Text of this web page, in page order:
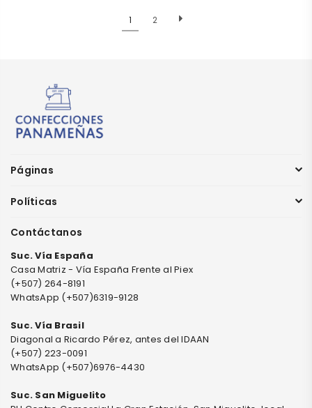
1 2
Páginas
Políticas
Contáctanos
Suc. Vía España
Casa Matriz - Vía España Frente al Piex
(+507) 264-8191
WhatsApp (+507)6319-9128
Suc. Vía Brasil
Diagonal a Ricardo Pérez, antes del IDAAN
(+507) 223-0091
WhatsApp (+507)6976-4430
Suc. San Miguelito